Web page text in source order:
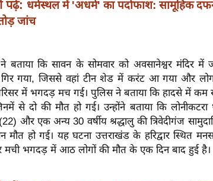
पढ़ें: धर्मस्थल में 'अधर्म' का पर्दाफाश: सामूहिक
जांच
बताया कि सावन के सोमवार को अवसानेश्वर मंदिर में
गया, जिससे वहां टीन शेड में करंट आ गया और
में भगदड़ मच गई। पुलिस ने बताया कि हादसे में
से दो की मौत हो गई। उन्होंने बताया कि लोनीकटरा
और एक अन्य 30 वर्षीय श्रद्धालु की त्रिवेदीगंज
मौत हो गई। यह घटना उत्तराखंड के हरिद्वार स्थित
मची भगदड़ में आठ लोगों की मौत के एक दिन बाद हुई है।